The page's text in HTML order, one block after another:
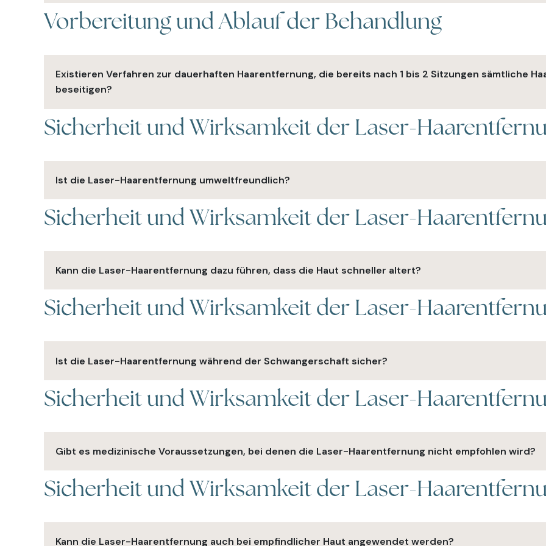
Die Dauer variiert je nach behandeltem Körperbereich und Ihrem individuellen Hauttyp. In der Regel liegen die
Behandlungsintervalle zwischen 4 und 8 Wochen, abhängig von der zu behandelnden Region.
Vorbereitung und Ablauf der Behandlung
Existieren Verfahren zur dauerhaften Haarentfernung, die bereits nach 1 bis 2 Sitzungen sämtliche
beseitigen?
Gemäß dem aktuellen Stand der Technik ist uns keine Methode bekannt, die diese Gewissheit bieten kann.
Sicherheit und Wirksamkeit der Laser-
Ist die Laser-Haarentfernung umweltfreundlich?
Die Laser-Haarentfernung ist umweltfreundlicher als Methoden wie Wachsen, da keine Chemikalien oder
Sicherheit und Wirksamkeit der Laser-
Kann die Laser-Haarentfernung dazu führen, dass die Haut schneller altert?
Nein, die Laser-Haarentfernung hat keine nachteiligen Auswirkungen auf das Hautalter.
Sicherheit und Wirksamkeit der Laser-
Ist die Laser-Haarentfernung während der Schwangerschaft sicher?
In der Regel wird die Laser-Haarentfernung während der Schwangerschaft nicht durchgeführt, um potenzielle
Sicherheit und Wirksamkeit der Laser-
Gibt es medizinische Voraussetzungen, bei denen die Laser-Haarentfernung nicht empfohlen wird?
Ja, bestimmte medizinische Zustände oder Medikamente können die Behandlung beeinflussen. Ihre Fachfrau im
Sicherheit und Wirksamkeit der Laser-
Kann die Laser-Haarentfernung auch bei empfindlicher Haut angewendet werden?